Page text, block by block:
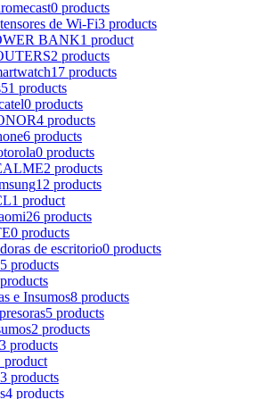
0 products
de Wi-Fi3 products
BANK1 product
2 products
17 products
51 products
0 products
4 products
6 products
0 products
2 products
12 products
1 product
26 products
0 products
de escritorio0 products
5 products
e Insumos8 products
5 products
2 products
3 products
product
3 products
4 products